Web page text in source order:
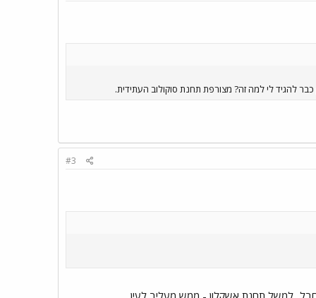
להגיד לי למה זה? מצורפת תחנת סוקולוב העתידית.
#3